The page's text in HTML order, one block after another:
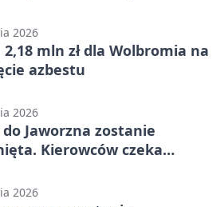
2026
2,18 mln zł dla Wolbromia na
azbestu
2026
Jaworzna zostanie
Kierowców czeka
2026